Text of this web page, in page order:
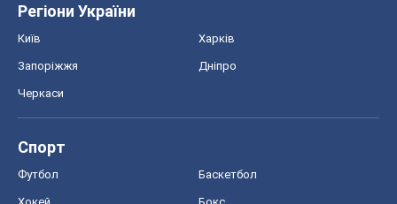
Регіони України
Київ Харків
Запоріжжя Дніпро
Черкаси
Спорт
Футбол Баскетбол